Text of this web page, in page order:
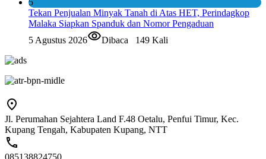
5
Tekan Penjualan Minyak Tanah di Atas HET, Perindagkop
Malaka Siapkan Spanduk dan Nomor Pengaduan
5 Agustus 2026
Dibaca 149 Kali
Jl. Perumahan Sejahtera Land F.48 Oetalu, Penfui Timur, Kec.
Kupang Tengah, Kabupaten Kupang, NTT
085138824750